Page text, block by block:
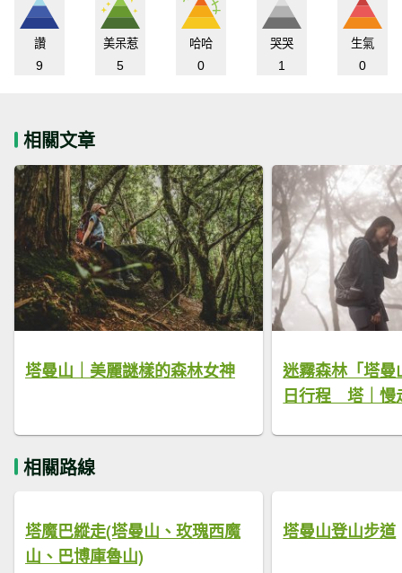
讚
9
美呆惹
5
哈哈
0
哭哭
1
生氣
0
相關文章
塔曼山｜美麗謎樣的森林女神
迷霧森林「塔
日行程 塔｜慢
相關路線
塔魔巴縱走(塔曼山、玫瑰西魔
山、巴博庫魯山)
塔曼山登山步道